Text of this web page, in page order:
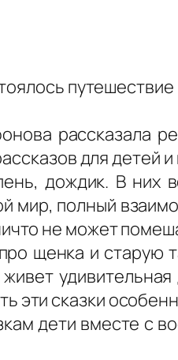
рассказала
для
дождик. В
мир, полный
не может
щенка и старую
эти сказки
дети вместе с